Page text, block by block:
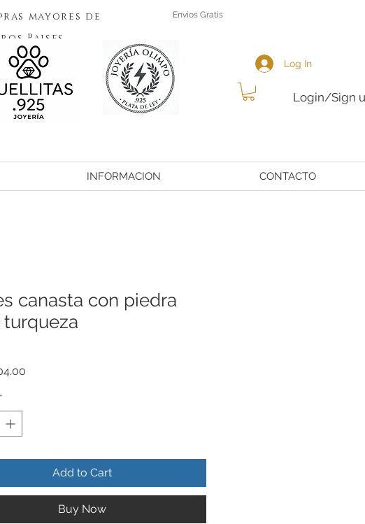
mayores de
Paises
Envios Gratis
Login/Sign
Log In
INFORMACION CONTACTO
canasta con piedra
*
Add to Cart
Buy Now